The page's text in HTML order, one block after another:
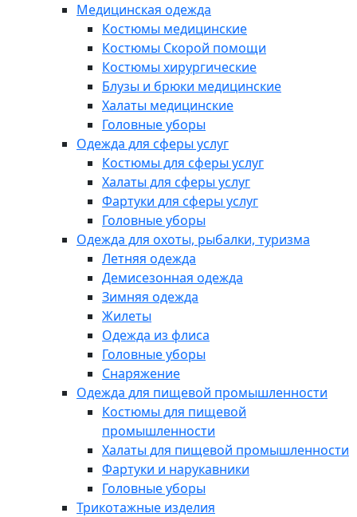
Медицинская одежда
Костюмы медицинские
Костюмы Скорой помощи
Костюмы хирургические
Блузы и брюки медицинские
Халаты медицинские
Головные уборы
Одежда для сферы услуг
Костюмы для сферы услуг
Халаты для сферы услуг
Фартуки для сферы услуг
Головные уборы
Одежда для охоты, рыбалки, туризма
Летняя одежда
Демисезонная одежда
Зимняя одежда
Жилеты
Одежда из флиса
Головные уборы
Снаряжение
Одежда для пищевой промышленности
Костюмы для пищевой
промышленности
Халаты для пищевой промышленности
Фартуки и нарукавники
Головные уборы
Трикотажные изделия